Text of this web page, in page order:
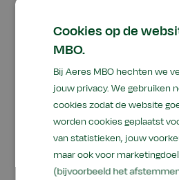
Nieuwe opleidingen
opleidingen vernieuwen en
bedrijven uit de regio: daar
Hij zag van dichtbij hoe het
steeds breder werd. Binnen
aandacht voor de
sector en de bedrijven
vmbo groeide het aanbod
Cookies op de
MBO.
Bij Aeres MBO hechten we
jouw privacy. We gebruiken
cookies zodat de website
worden cookies geplaatst
van statistieken, jouw
maar ook voor
(bijvoorbeeld het